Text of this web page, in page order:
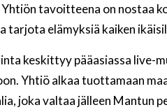
Yhtiön tavoitteena on nostaa
tarjota elämyksiä kaiken
keskittyy pääasiassa live-
Yhtiö alkaa tuottamaan
joka valtaa jälleen Mantun